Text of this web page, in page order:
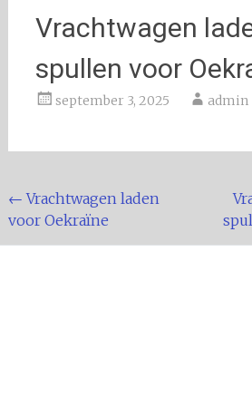
Vrachtwagen
spullen voor
september 3, 2025 admin
Bericht
navigatie
← Vrachtwagen laden
voor Oekraïne